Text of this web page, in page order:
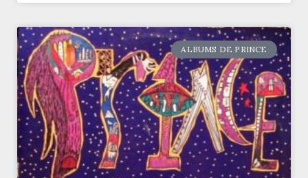
ALBUMS DE PRINCE